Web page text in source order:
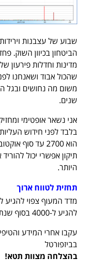
שבוע של עצבנות
הביטחון בכיוון השוק.
מדינות וחדלות פירעון
שהכול אבוד ושאנחנו
שנים.
אני נשאר אופטימי
בלבד לפני חידוש
היותר.
תחזית לטווח ארוך
להגיע ל-4000 בסוף שנת 2013.
עקבו אחרי המידע
בביזפורטל
בהצלחה מצוות תטא!